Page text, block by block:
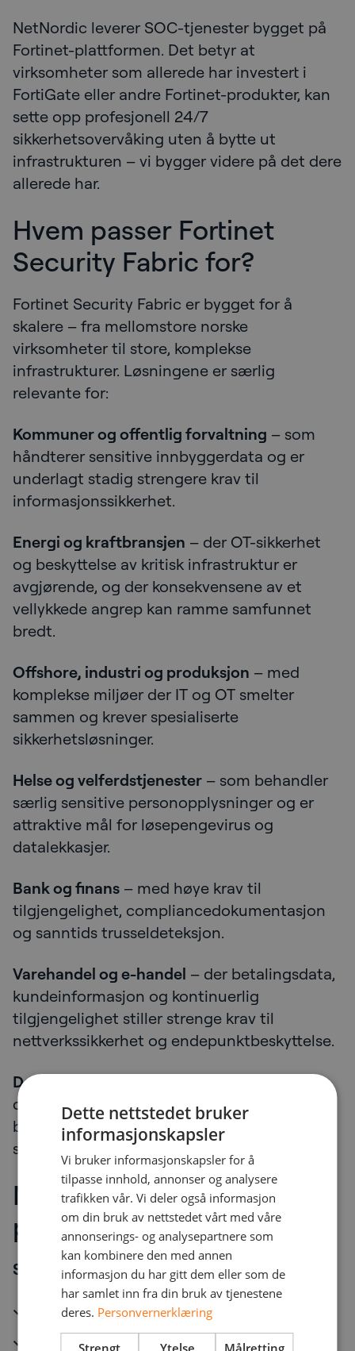
NetNordic leverer SOC-tjenester bygget på
Fortinet-plattformen. Det betyr at
virksomheter som allerede har investert i
FortiGate eller andre Fortinet-produkter, kan
sette opp profesjonell 24/7
sikkerhetsovervåking uten å bytte ut
infrastrukturen – vi bygger videre på det dere
allerede har.
Hvem passer Fortinet
Security Fabric for?
Fortinet Security Fabric er bygget for å
skalere – fra mellomstore norske
virksomheter til store, komplekse
infrastrukturer. Løsningene er særlig
relevante for:
Kommuner og offentlig forvaltning – som
håndterer sensitive innbyggerdata og er
underlagt stadig strengere krav til
informasjonssikkerhet.
Energi og kraftbransjen – der OT-sikkerhet
og beskyttelse av kritisk infrastruktur er
avgjørende, og der konsekvensene av et
vellykkede angrep kan ramme samfunnet
bredt.
Offshore, industri og produksjon – med
komplekse miljøer der IT og OT smelter
sammen og krever spesialiserte
sikkerhetsløsninger.
Helse og velferdstjenester – som behandler
særlig sensitive personopplysninger og er
attraktive mål for løsepengevirus og
datalekkasjer.
Bank og finans – med høye krav til
tilgjengelighet, compliancedokumentasjon
og sanntids trusseldeteksjon.
Varehandel og e-handel – der betalingsdata,
kundeinformasjon og kontinuerlig
tilgjengelighet stiller strenge krav til
nettverkssikkerhet og endepunktbeskyttelse.
Datasentre og tjenesteleverandører
– som
drifter kritisk infrastruktur for andre og har
behov for høytytende nettverkssikkerhet i
stor skala.
NetNordic som Fortinet-
partner
Samarbeidet mellom NetNordic og Fortinet
Partner siden 2002
Høyeste partnerstatus
Dette nettstedet bruker
informasjonskapsler
Vi bruker informasjonskapsler for å
tilpasse innhold, annonser og analysere
trafikken vår. Vi deler også informasjon
om din bruk av nettstedet vårt med våre
annonserings- og analysepartnere som
kan kombinere den med annen
informasjon du har gitt dem eller som de
har samlet inn fra din bruk av tjenestene
deres. Personvernerklæring
Strengt Ytelse Målretting